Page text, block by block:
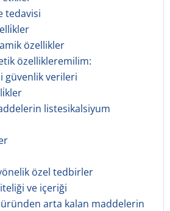
tedavisi
özellikler
özellikleremilim:
güvenlik verileri
listesikalsiyum
özel tedbirler
ve içeriği
üründen arta kalan maddelerin